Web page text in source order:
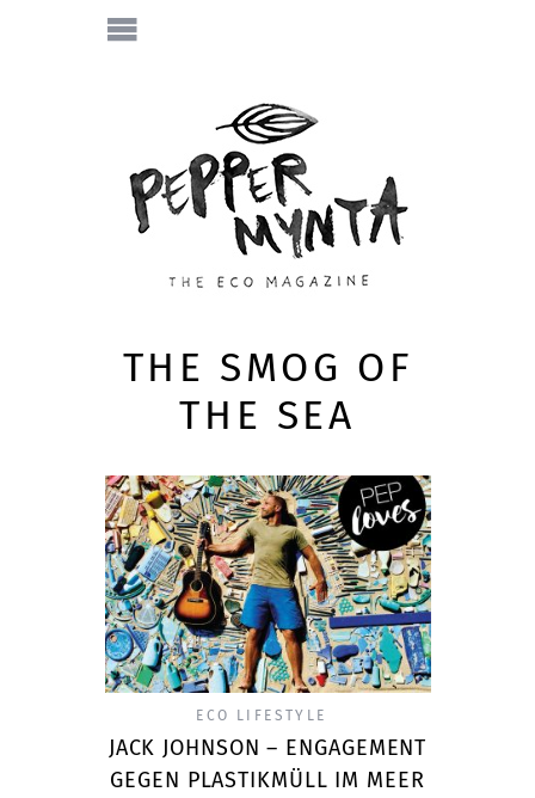
THE SMOG OF
THE SEA
ECO LIFESTYLE
JACK JOHNSON – ENGAGEMENT
GEGEN PLASTIKMÜLL IM MEER